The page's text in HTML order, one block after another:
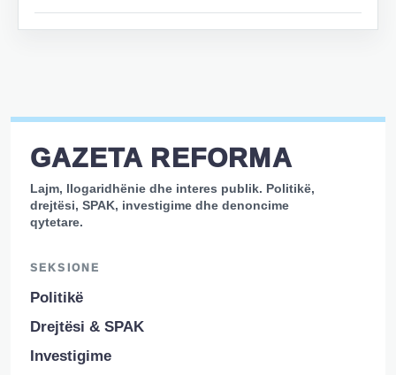
GAZETA REFORMA
Lajm, llogaridhënie dhe interes publik. Politikë,
drejtësi, SPAK, investigime dhe denoncime
qytetare.
SEKSIONE
Politikë
Drejtësi & SPAK
Investigime